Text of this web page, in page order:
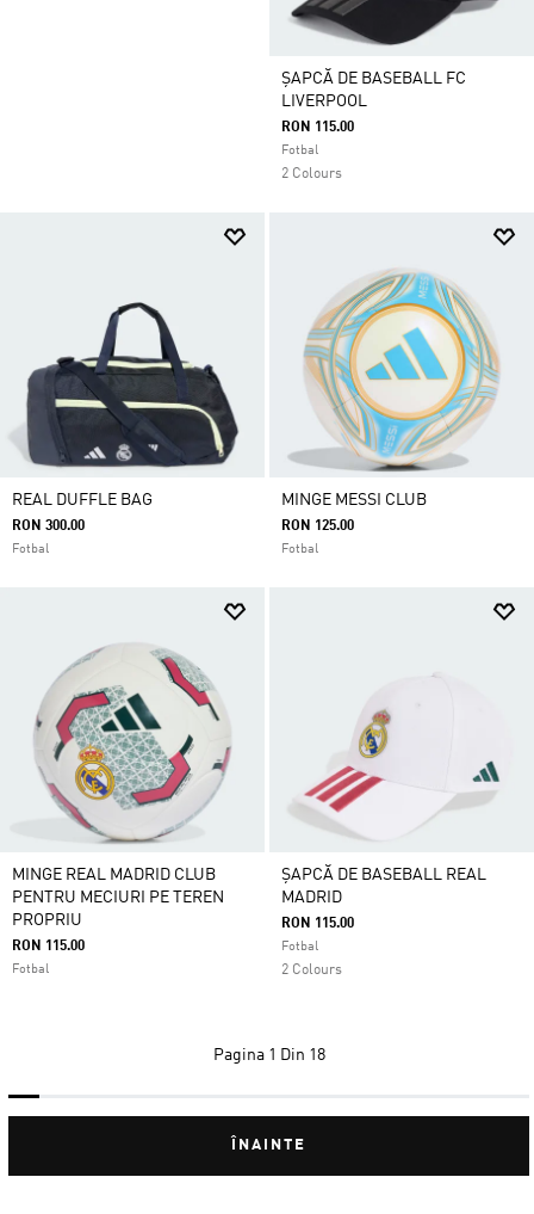
ȘAPCĂ DE BASEBALL FC
LIVERPOOL
RON 115.00
Fotbal
2 Colours
REAL DUFFLE BAG
RON 300.00
Fotbal
MINGE MESSI CLUB
RON 125.00
Fotbal
MINGE REAL MADRID CLUB
PENTRU MECIURI PE TEREN
PROPRIU
RON 115.00
Fotbal
ȘAPCĂ DE BASEBALL REAL
MADRID
RON 115.00
Fotbal
2 Colours
Pagina 1 Din 18
ÎNAINTE